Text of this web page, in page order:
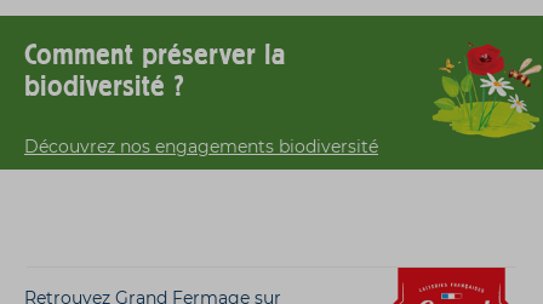
Comment préserver la
biodiversité ?
Découvrez nos engagements biodiversité
Retrouvez Grand Fermage sur